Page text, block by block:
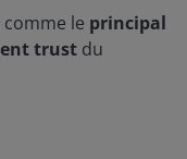
le principal
trust du